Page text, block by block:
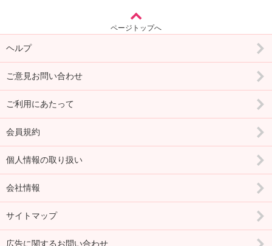
ページトップへ
ヘルプ
ご意見お問い合わせ
ご利用にあたって
会員規約
個人情報の取り扱い
会社情報
サイトマップ
広告に関するお問い合わせ